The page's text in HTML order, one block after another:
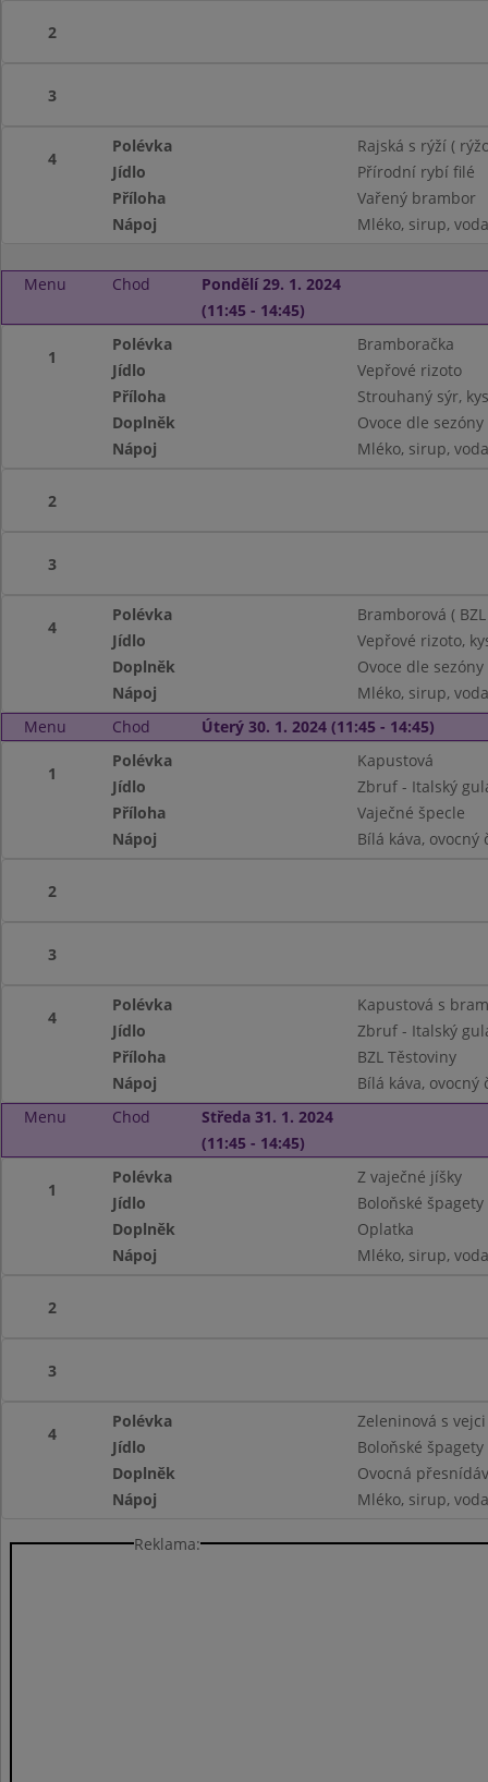
2
3
4
Polévka
Rajská s rýží (
Jídlo
Přírodní rybí filé
Příloha
Vařený brambor
Nápoj
Mléko, sirup,
Menu Chod
Pondělí 29. 1. 2024
(11:45 - 14:45)
1
Polévka
Bramboračka
Jídlo
Vepřové rizoto
Příloha
Strouhaný sýr,
Doplněk
Ovoce dle sezóny
Nápoj
Mléko, sirup,
2
3
4
Polévka
Bramborová (
Jídlo
Vepřové rizoto,
Doplněk
Ovoce dle sezóny
Nápoj
Mléko, sirup,
Menu
Chod Úterý 30. 1. 2024 (11:45 - 14:45)
1
Polévka
Kapustová
Jídlo
Zbruf - Italský
Příloha
Vaječné špecle
Nápoj
Bílá káva,
2
3
4
Polévka
Kapustová s
Jídlo
Zbruf - Italský
Příloha
BZL Těstoviny
Nápoj
Bílá káva,
Menu
Chod
Středa 31. 1. 2024
(11:45 - 14:45)
1
Polévka
Z vaječné jíšky
Jídlo
Boloňské
Doplněk
Oplatka
Nápoj
Mléko, sirup,
2
3
4
Polévka
Zeleninová s vejci
Jídlo
Boloňské
Doplněk
Ovocná
Nápoj
Mléko, sirup,
Reklama: